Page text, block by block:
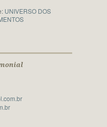
UNIVERSO DOS